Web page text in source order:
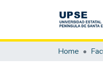
Home